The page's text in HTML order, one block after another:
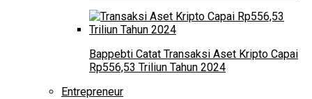
Bappebti Catat Transaksi Aset Kripto Capai
Rp556,53 Triliun Tahun 2024
Entrepreneur